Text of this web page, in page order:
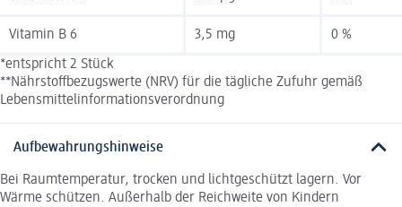
Vitamin B 6 3,5 mg 0 %
*entspricht 2 Stück
**Nährstoffbezugswerte (NRV) für die tägliche Zufuhr gemäß
Lebensmittelinformationsverordnung
Aufbewahrungshinweise
Bei Raumtemperatur, trocken und lichtgeschützt lagern. Vor
Wärme schützen. Außerhalb der Reichweite von Kindern